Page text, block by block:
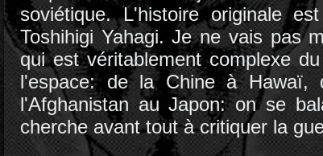
soviétique. L'histoire originale
Toshihigi Yahagi. Je ne vais pas
qui est véritablement complexe
l'espace: de la Chine à
l'Afghanistan au Japon: on se
cherche avant tout à critiquer la